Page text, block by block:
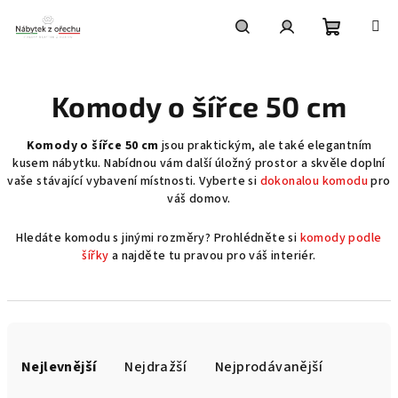
obsah
košík
Komody o šířce 50 cm
Komody o šířce 50 cm jsou praktickým, ale také elegantním
kusem nábytku. Nabídnou vám další úložný prostor a skvěle doplní
vaše stávající vybavení místnosti. Vyberte si dokonalou komodupro
váš domov.
Hledáte komodu s jinými rozměry? Prohlédněte si komody podle
šířky a najděte tu pravou pro váš interiér.
Nejlevnější Nejdražší Nejprodávanější